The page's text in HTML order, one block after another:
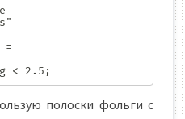
< 2.5;
полоски фольги с